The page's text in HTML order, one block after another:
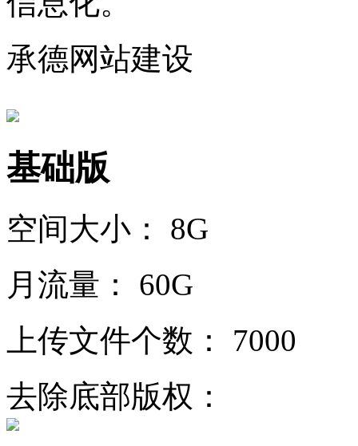
承德网站建设
基础版
空间大小：
8G
月流量：
60G
上传文件个数：
7000
去除底部版权：